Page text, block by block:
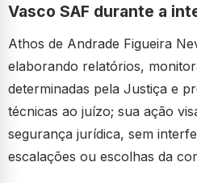
Vasco SAF durante a
Athos de Andrade Figueira
elaborando relatórios,
determinadas pela Justiça e
técnicas ao juízo; sua ação
segurança jurídica, sem
escalações ou escolhas da